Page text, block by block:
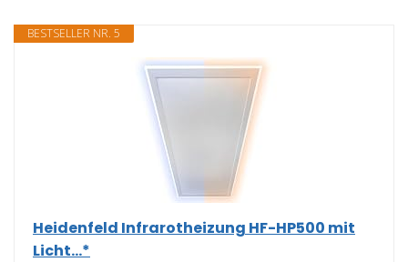
BESTSELLER NR. 5
Heidenfeld Infrarotheizung HF-HP500 mit
Licht...*